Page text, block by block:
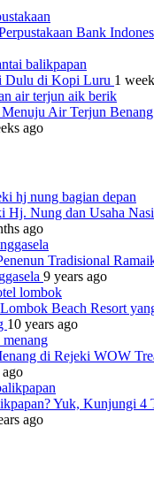
Bank
Dulu di Kopi Luru 1
Air Terjun
ago
Hj. Nung dan Usaha
ago
Tradisional
9 years ago
Beach Resort
10 years ago
di Rejeki WOW
ago
Yuk, Kunjungi 4
ago